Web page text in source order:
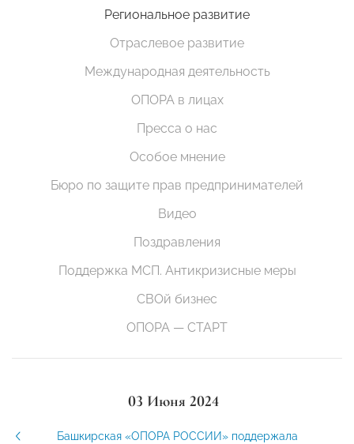
Региональное развитие
Отраслевое развитие
Международная деятельность
ОПОРА в лицах
Пресса о нас
Особое мнение
Бюро по защите прав предпринимателей
Видео
Поздравления
Поддержка МСП. Антикризисные меры
СВОй бизнес
ОПОРА — СТАРТ
03 Июня 2024
Башкирская «ОПОРА РОССИИ» поддержала